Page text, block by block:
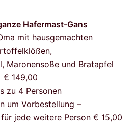
Hafermast-Gans
mit hausgemachten
Maronensoße und Bratapfel
€ 149,00
zu 4 Personen
um Vorbestellung –
jede weitere Person € 15,00